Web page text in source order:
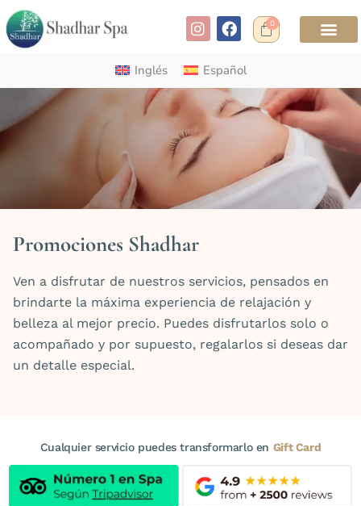
0
Inglés Español
Promociones Shadhar
Ven a disfrutar de nuestros servicios, pensados en
brindarte la máxima experiencia de relajación y
belleza al mejor precio. Puedes disfrutarlos solo o
acompañado y por supuesto, regalarlos si deseas dar
un detalle especial.
Cualquier servicio puedes transformarlo en Gift Card